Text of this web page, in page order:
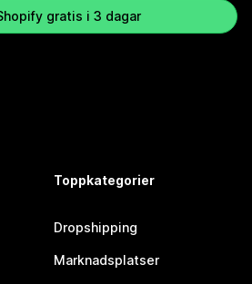
gratis i 3 dagar
Toppkategorier
Dropshipping
Marknadsplatser